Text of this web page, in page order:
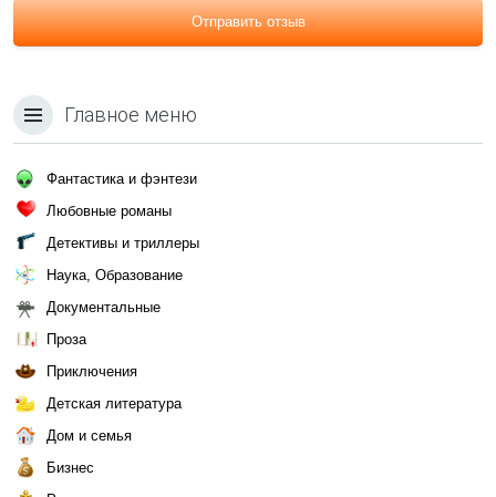
Отправить отзыв
Главное меню
Фантастика и фэнтези
Любовные романы
Детективы и триллеры
Наука, Образование
Документальные
Проза
Приключения
Детская литература
Дом и семья
Бизнес